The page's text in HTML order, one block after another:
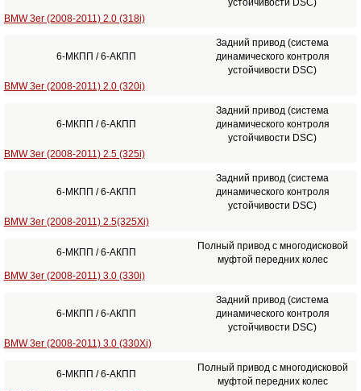
устойчивости DSC)
BMW 3er (2008-2011) 2.0 (318i)
6-МКПП / 6-АКПП
Задний привод (система
динамического контроля
устойчивости DSC)
BMW 3er (2008-2011) 2.0 (320i)
6-МКПП / 6-АКПП
Задний привод (система
динамического контроля
устойчивости DSC)
BMW 3er (2008-2011) 2.5 (325i)
6-МКПП / 6-АКПП
Задний привод (система
динамического контроля
устойчивости DSC)
BMW 3er (2008-2011) 2.5(325Xi)
6-МКПП / 6-АКПП
Полный привод с многодисковой
муфтой передних колес
BMW 3er (2008-2011) 3.0 (330i)
6-МКПП / 6-АКПП
Задний привод (система
динамического контроля
устойчивости DSC)
BMW 3er (2008-2011) 3.0 (330Xi)
6-МКПП / 6-АКПП
Полный привод с многодисковой
муфтой передних колес